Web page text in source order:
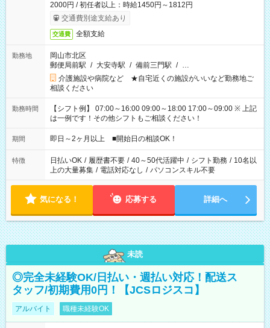
2000円 / 初任者以上：時給1450円～1812円
交通費別途支給あり
交通費 全額支給
勤務地
岡山市北区
郵便局前駅 / 大安寺駅 / 備前三門駅 / …
介護施設や病院など ★自宅近くの施設がいいなど勤務地ご
相談ください
勤務時間
【シフト例】 07:00～16:00 09:00～18:00 17:00～09:00 ※ 上記
は一例です！その他シフトもご相談ください！
期間 即日～2ヶ月以上 ■開始日の相談OK！
特徴 日払いOK / 履歴書不要 / 40～50代活躍中 / シフト勤務 / 10名以
上の大量募集 / 電話対応なし / パソコンスキル不要
気になる！ 応募する 詳細へ
未読
◎完全未経験OK/日払い・週払い対応！配送ス
タッフ/初期費用0円！【JCSロジスコ】
アルバイト 職種未経験OK